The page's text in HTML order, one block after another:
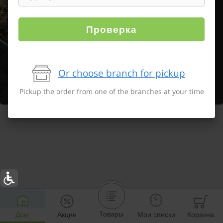
Дом Акции Товары Мои списки Корзина
Проверка
Or choose branch for pickup
Pickup the order from one of the branches at your time